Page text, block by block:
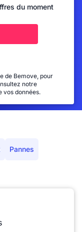
du moment
de Bemove, pour
notre
vos données.
Pannes